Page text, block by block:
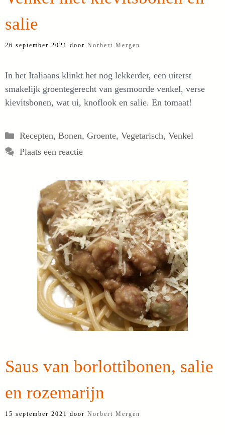
salie
26 september 2021 door Norbert Mergen
In het Italiaans klinkt het nog lekkerder, een uiterst
smakelijk groentegerecht van gesmoorde venkel, verse
kievitsbonen, wat ui, knoflook en salie. En tomaat!
Categorieën
Recepten, Bonen, Groente, Vegetarisch, Venkel
Plaats een reactie
Saus van borlottibonen, salie
en rozemarijn
15 september 2021 door Norbert Mergen